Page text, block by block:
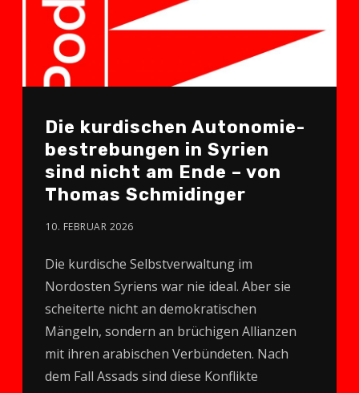
Die kurdischen Autonomie­
bestrebungen in Syrien
sind nicht am Ende – von
Thomas Schmidinger
10. FEBRUAR 2026
Die kurdische Selbstverwaltung im
Nordosten Syriens war nie ideal. Aber sie
scheiterte nicht an demokratischen
Mängeln, sondern an brüchigen Allianzen
mit ihren arabischen Verbündeten. Nach
dem Fall Assads sind diese Konflikte